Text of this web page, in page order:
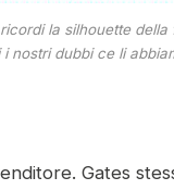
la silhouette della
nostri dubbi ce li
Gates